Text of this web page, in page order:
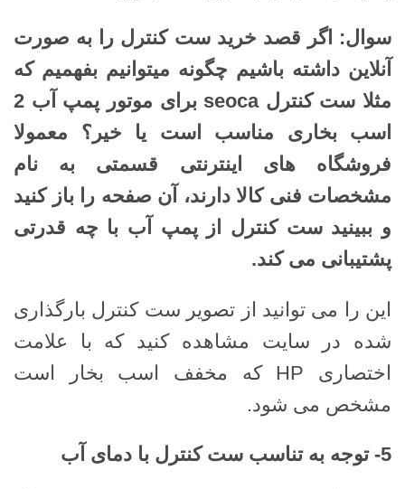
سوال: اگر قصد خرید ست کنترل را به صورت
آنلاین داشته باشیم چگونه میتوانیم بفهمیم که
مثلا ست کنترل seoca
برای موتور پمپ آب 2
اسب بخاری مناسب است یا خیر؟ معمولا
فروشگاه های اینترنتی قسمتی به نام
مشخصات فنی کالا دارند، آن صفحه را باز کنید
و ببینید ست کنترل از پمپ آب با چه قدرتی
پشتیبانی می کند.
این را می توانید از تصویر ست کنترل بارگذاری
شده در سایت مشاهده کنید که با علامت
اختصاری HP که مخفف اسب بخار است
مشخص می شود.
5- توجه به تناسب ست کنترل با دمای آب